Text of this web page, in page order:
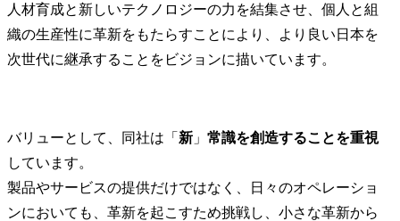
人材育成と新しいテクノロジーの力を結集させ、個人と組
織の生産性に革新をもたらすことにより、より良い日本を
次世代に継承することをビジョンに描いています。
バリューとして、同社は「 新 」 常識を創造することを重視
しています。
製品やサービスの提供だけではなく、日々のオペレーショ
ンにおいても、革新を起こすため挑戦し、小さな革新から